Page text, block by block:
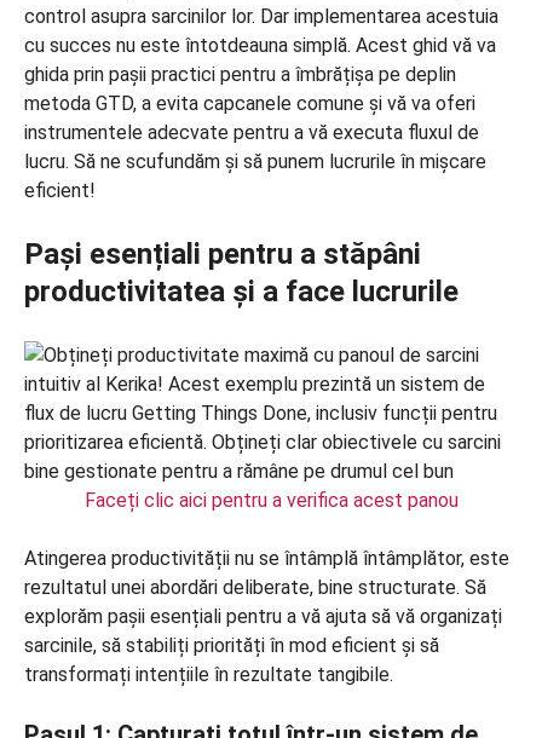
control asupra sarcinilor lor. Dar implementarea acestuia
cu succes nu este întotdeauna simplă. Acest ghid vă va
ghida prin pașii practici pentru a îmbrățișa pe deplin
metoda GTD, a evita capcanele comune și vă va oferi
instrumentele adecvate pentru a vă executa fluxul de
lucru. Să ne scufundăm și să punem lucrurile în mișcare
eficient!
Pași esențiali pentru a stăpâni
productivitatea și a face lucrurile
Faceți clic aici pentru a verifica acest panou
Atingerea productivității nu se întâmplă întâmplător, este
rezultatul unei abordări deliberate, bine structurate. Să
explorăm pașii esențiali pentru a vă ajuta să vă organizați
sarcinile, să stabiliți priorități în mod eficient și să
transformați intențiile în rezultate tangibile.